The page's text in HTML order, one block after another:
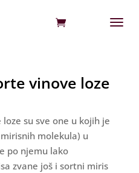
vinove loze
su sve one u kojih je
molekula) u
po njemu lako
zvane još i sortni miris